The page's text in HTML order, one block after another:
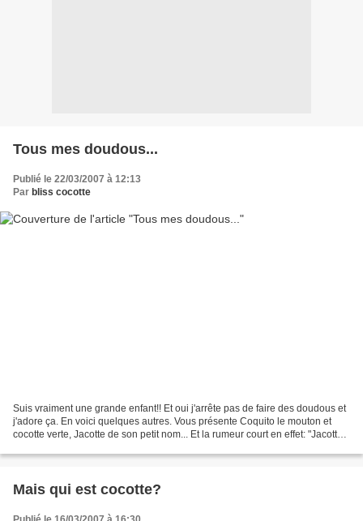
Tous mes doudous...
Publié le 22/03/2007 à 12:13
Par bliss cocotte
Suis vraiment une grande enfant!! Et oui j'arrête pas de faire des doudous et
j'adore ça. En voici quelques autres. Vous présente Coquito le mouton et
cocotte verte, Jacotte de son petit nom... Et la rumeur court en effet: "Jacotte
Mais qui est cocotte?